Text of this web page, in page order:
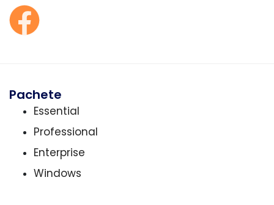
Pachete
Essential
Professional
Enterprise
Windows